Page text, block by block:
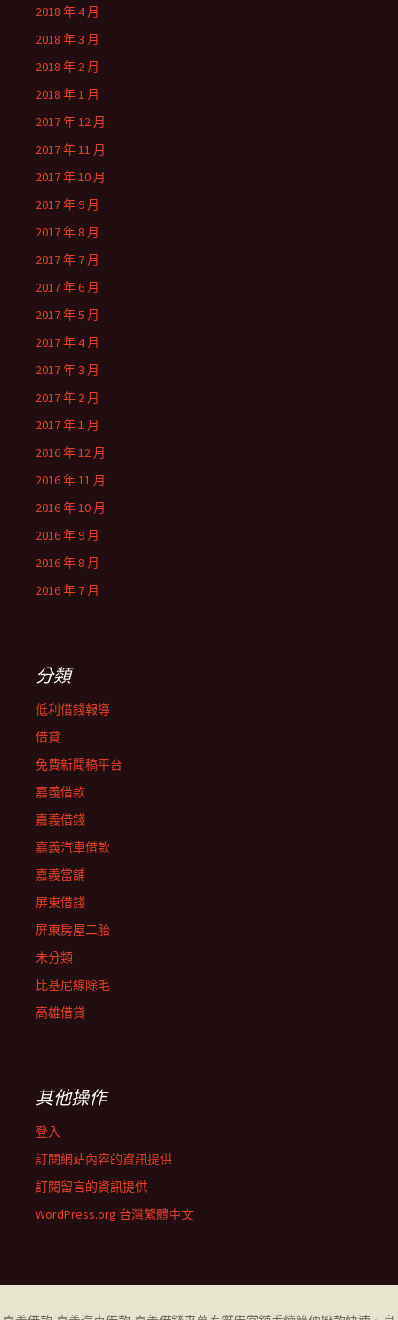
2018 年 4 月
2018 年 3 月
2018 年 2 月
2018 年 1 月
2017 年 12 月
2017 年 11 月
2017 年 10 月
2017 年 9 月
2017 年 8 月
2017 年 7 月
2017 年 6 月
2017 年 5 月
2017 年 4 月
2017 年 3 月
2017 年 2 月
2017 年 1 月
2016 年 12 月
2016 年 11 月
2016 年 10 月
2016 年 9 月
2016 年 8 月
2016 年 7 月
分類
低利借錢報導
借貸
免費新聞稿平台
嘉義借款
嘉義借錢
嘉義汽車借款
嘉義當舖
屏東借錢
屏東房屋二胎
未分類
比基尼線除毛
高雄借貸
其他操作
登入
訂閱網站內容的資訊提供
訂閱留言的資訊提供
WordPress.org 台灣繁體中文